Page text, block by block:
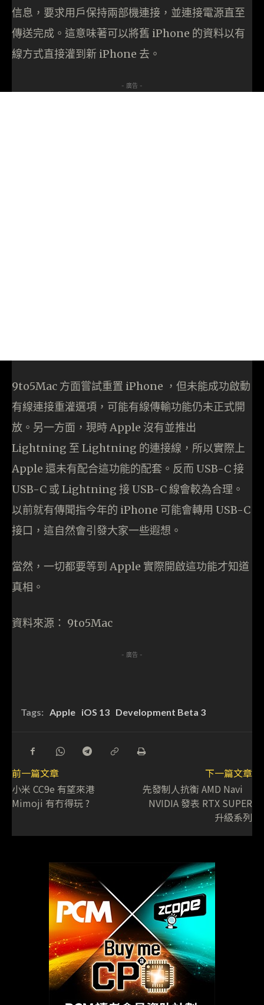
信息，要求用戶保持兩部機連接，並連接電源直至
傳送完成。這意味著可以將舊 iPhone 的資料以有
線方式直接灌到新 iPhone 去。
- 廣告 -
9to5Mac 方面嘗試重置 iPhone ，但未能成功啟動
有線連接重灌選項，可能有線傳輸功能仍未正式開
放。另一方面，現時 Apple 沒有並推出
Lightning 至 Lightning 的連接線，所以實際上
Apple 還未有配合這功能的配套。反而 USB-C 接
USB-C 或 Lightning 接 USB-C 線會較為合理。
以前就有傳聞指今年的 iPhone 可能會轉用 USB-C
接口，這自然會引發大家一些遐想。
當然，一切都要等到 Apple 實際開啟這功能才知道
真相。
資料來源： 9to5Mac
- 廣告 -
Tags: Apple iOS 13 Development Beta 3
前一篇文章
小米 CC9e 有望來港
Mimoji 有冇得玩 ?
下一篇文章
先發制人抗衡 AMD Navi
NVIDIA 發表 RTX SUPER
升級系列